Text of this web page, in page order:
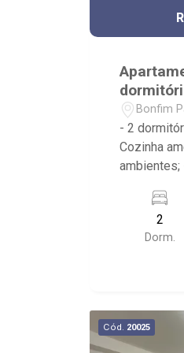
Paulista
Bonfim
- 2
Cozinha
ambientes; - Varanda; - Área de serviço;
Campo de
Próximo à
Grama
2
Dorm.
Cód. 20025